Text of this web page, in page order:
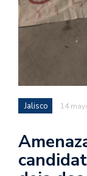
Jalisco 14